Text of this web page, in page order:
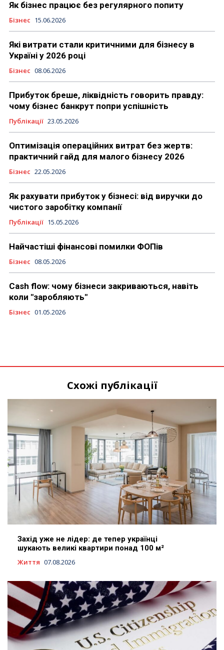
Як бізнес працює без регулярного попиту
Бізнес 15.06.2026
Які витрати стали критичними для бізнесу в
Україні у 2026 році
Бізнес 08.06.2026
Прибуток бреше, ліквідність говорить правду:
чому бізнес банкрут попри успішність
Публікації 23.05.2026
Оптимізація операційних витрат без жертв:
практичний гайд для малого бізнесу 2026
Бізнес 22.05.2026
Як рахувати прибуток у бізнесі: від виручки до
чистого заробітку компанії
Публікації 15.05.2026
Найчастіші фінансові помилки ФОПів
Бізнес 08.05.2026
Cash flow: чому бізнеси закриваються, навіть
коли "заробляють"
Бізнес 01.05.2026
Схожі публікації
Захід уже не лідер: де тепер українці
шукають великі квартири понад 100 м²
Життя 07.08.2026